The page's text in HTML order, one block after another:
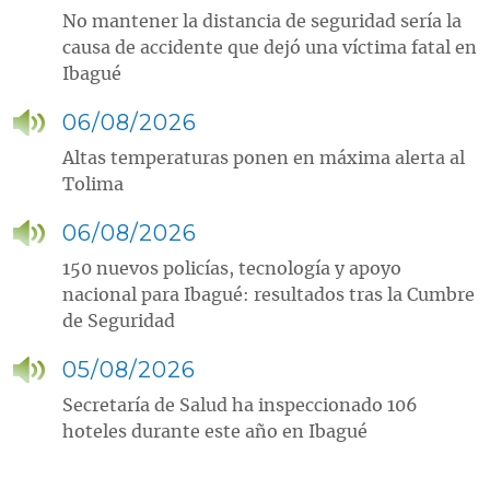
No mantener la distancia de seguridad sería la
causa de accidente que dejó una víctima fatal en
Ibagué
06/08/2026
Altas temperaturas ponen en máxima alerta al
Tolima
06/08/2026
150 nuevos policías, tecnología y apoyo
nacional para Ibagué: resultados tras la Cumbre
de Seguridad
05/08/2026
Secretaría de Salud ha inspeccionado 106
hoteles durante este año en Ibagué